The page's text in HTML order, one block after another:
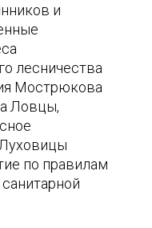
и
лесничества
Мострюкова
Ловцы,
по правилам